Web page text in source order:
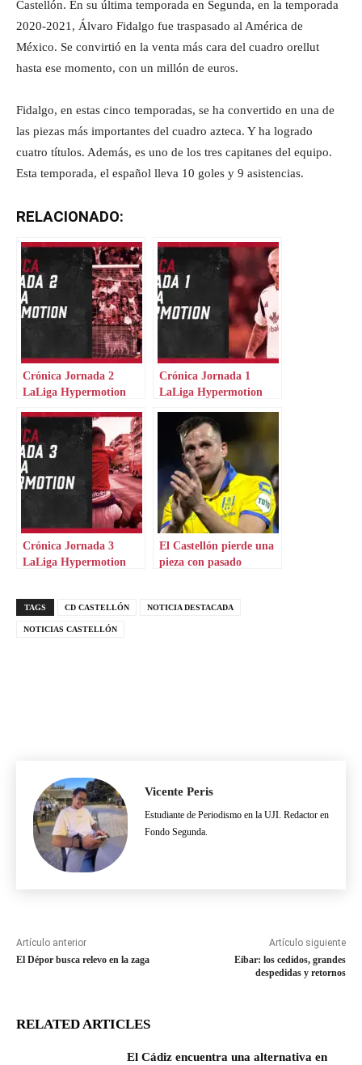
Castellón. En su última temporada en Segunda, en la temporada
2020-2021, Álvaro Fidalgo fue traspasado al América de
México. Se convirtió en la venta más cara del cuadro orellut
hasta ese momento, con un millón de euros.
Fidalgo, en estas cinco temporadas, se ha convertido en una de
las piezas más importantes del cuadro azteca. Y ha logrado
cuatro títulos. Además, es uno de los tres capitanes del equipo.
Esta temporada, el español lleva 10 goles y 9 asistencias.
RELACIONADO:
Crónica Jornada 2
LaLiga Hypermotion
Crónica Jornada 1
LaLiga Hypermotion
Crónica Jornada 3
LaLiga Hypermotion
El Castellón pierde una
pieza con pasado
TAGS CD CASTELLÓN NOTICIA DESTACADA
NOTICIAS CASTELLÓN
Vicente Peris
Estudiante de Periodismo en la UJI. Redactor en
Fondo Segunda.
Artículo anterior
El Dépor busca relevo en la zaga
Artículo siguiente
Eibar: los cedidos, grandes
despedidas y retornos
RELATED ARTICLES
El Cádiz encuentra una alternativa en